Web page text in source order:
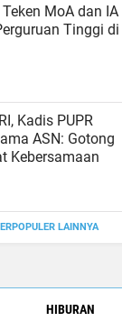
MoA dan IA
Tinggi di
Kadis PUPR
ASN: Gotong
Kebersamaan
LAINNYA
HIBURAN